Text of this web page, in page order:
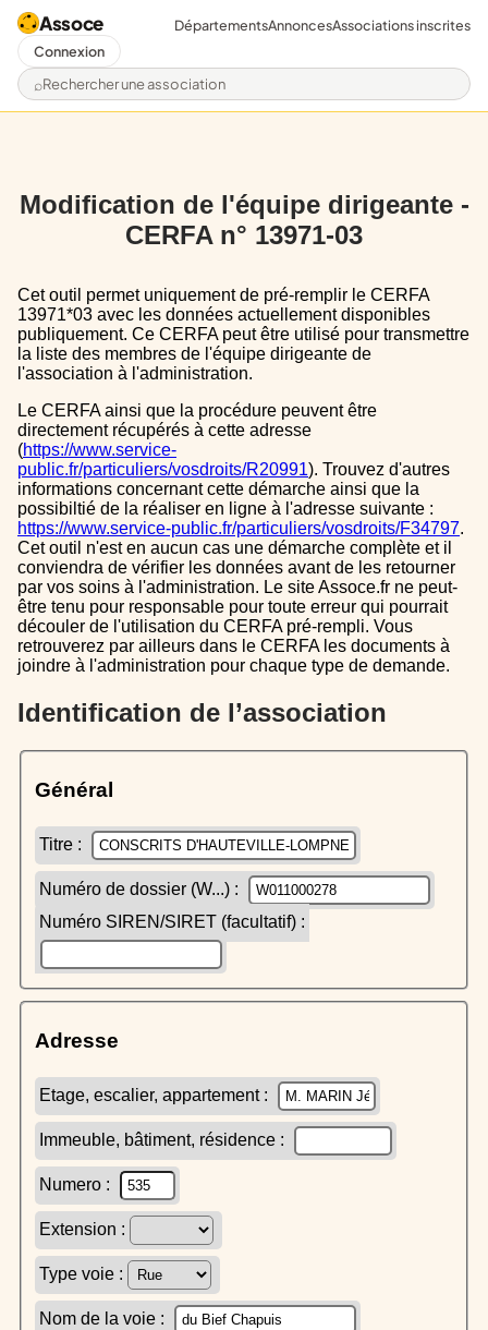
Assoce
Rechercher une association
DépartementsAnnoncesAssociations inscrites
Connexion
Modification de l'équipe dirigeante -
CERFA n° 13971-03
Cet outil permet uniquement de pré-remplir le CERFA
13971*03 avec les données actuellement disponibles
publiquement. Ce CERFA peut être utilisé pour transmettre
la liste des membres de l'équipe dirigeante de
l'association à l'administration.
Le CERFA ainsi que la procédure peuvent être
directement récupérés à cette adresse
(https://www.service-
public.fr/particuliers/vosdroits/R20991). Trouvez d'autres
informations concernant cette démarche ainsi que la
possibiltié de la réaliser en ligne à l'adresse suivante :
https://www.service-public.fr/particuliers/vosdroits/F34797.
Cet outil n'est en aucun cas une démarche complète et il
conviendra de vérifier les données avant de les retourner
par vos soins à l'administration. Le site Assoce.fr ne peut-
être tenu pour responsable pour toute erreur qui pourrait
découler de l'utilisation du CERFA pré-rempli. Vous
retrouverez par ailleurs dans le CERFA les documents à
joindre à l'administration pour chaque type de demande.
Identification de l’association
Général
Titre :
Numéro de dossier (W...) :
Numéro SIREN/SIRET (facultatif) :
Adresse
Etage, escalier, appartement :
Immeuble, bâtiment, résidence :
Numero :
Extension :
Type voie :
Nom de la voie :